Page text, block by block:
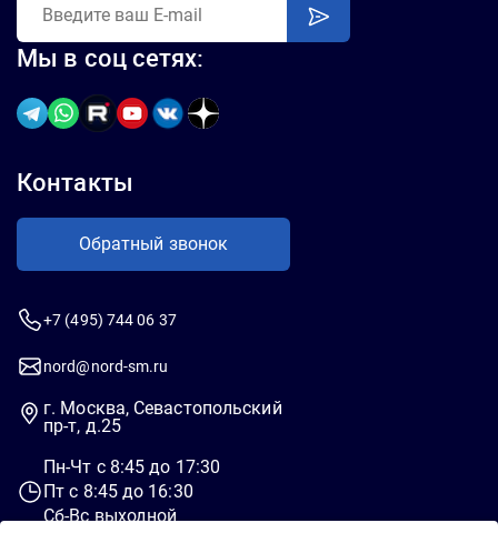
Мы в соц сетях:
Контакты
Обратный звонок
+7 (495) 744 06 37
nord@nord-sm.ru
г. Москва, Севастопольский
пр-т, д.25
Пн-Чт c 8:45 до 17:30
Пт c 8:45 до 16:30
Сб-Вс выходной